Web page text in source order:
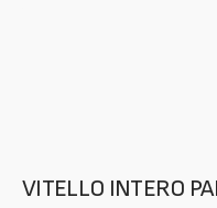
VITELLO INTERO